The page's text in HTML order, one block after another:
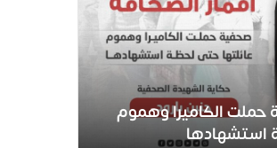
حملت الكاميرا وهموم
استشهادها